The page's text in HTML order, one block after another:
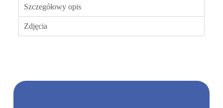
Szczegółowy opis
Zdjęcia